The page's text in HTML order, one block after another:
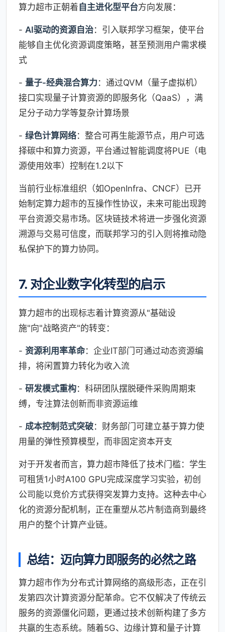
算力超市正朝着 自主进化型平台方向发展：
- AI驱动的资源自治：引入联邦学习框架，使平台
能够自主优化资源调度策略，甚至预测用户需求模
式
- 量子-经典混合算力 ：通过QVM（量子虚拟机）
接口实现量子计算资源的即服务化（QaaS），满
足分子动力学等复杂计算场景
- 绿色计算网络：整合可再生能源节点，用户可选
择碳中和算力资源，平台通过智能调度将PUE（电
源使用效率）控制在1.2以下
当前行业标准组织（如OpenInfra、CNCF）已开
始制定算力超市的互操作性协议，未来可能出现跨
平台资源交易市场。区块链技术将进一步强化资源
溯源与交易可信度，而联邦学习的引入则将推动隐
私保护下的算力协同。
7. 对企业数字化转型的启示
算力超市的出现标志着计算资源从"基础设
施"向"战略资产"的转变：
- 资源利用率革命：企业IT部门可通过动态资源编
排，将闲置算力转化为收入流
- 研发模式重构：科研团队摆脱硬件采购周期束
缚，专注算法创新而非资源运维
- 成本控制范式突破：财务部门可建立基于算力使
用量的弹性预算模型，而非固定资本开支
对于开发者而言，算力超市降低了技术门槛：学生
可租赁1小时A100 GPU完成深度学习实验，初创
公司能以竞价方式获得突发算力支持。这种去中心
化的资源分配机制，正在重塑从芯片制造商到最终
用户的整个计算产业链。
总结：迈向算力即服务的必然之路
算力超市作为分布式计算网络的高级形态，正在引
发第四次计算资源分配革命。它不仅解决了传统云
服务的资源僵化问题，更通过技术创新构建了多方
共赢的生态系统。随着5G、边缘计算和量子计算